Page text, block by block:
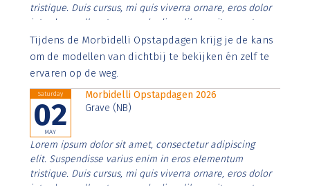
tristique. Duis cursus, mi quis viverra ornare, eros dolor
interdum nulla, ut commodo diam libero vitae erat.
Aenean faucibus nibh et justo cursus id rutrum lorem
imperdiet. Nunc ut sem vitae risus tristique posuere.
Tijdens de Morbidelli Opstapdagen krijg je de kans
om de modellen van dichtbij te bekijken én zelf te
ervaren op de weg.
Saturday
02
MAY
Morbidelli Opstapdagen 2026
Grave (NB)
Lorem ipsum dolor sit amet, consectetur adipiscing
elit. Suspendisse varius enim in eros elementum
tristique. Duis cursus, mi quis viverra ornare, eros dolor
interdum nulla, ut commodo diam libero vitae erat.